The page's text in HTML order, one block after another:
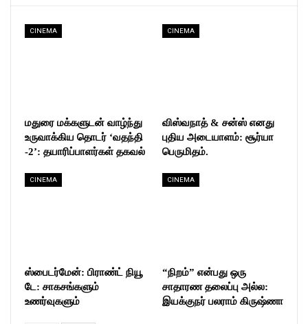
CINEMA
மதுரை மக்களுடன் வாழ்ந்து
உருவாக்கிய தொடர் ‘வதந்தி
-2’: தயாரிப்பாளர்கள் தகவல்
CINEMA
விஸ்வநாத் & சன்ஸ் எனது
புதிய அடையாளம்: சூர்யா
பெருமிதம்.
CINEMA
ஸ்பைடர்மேன்: பிராண்ட் நியூ
டே: சாகசங்களும்
உணர்வுகளும்
CINEMA
“நிறம்” என்பது ஒரு
சாதாரண தலைப்பு அல்ல:
இயக்குநர் பலராம் கிருஷ்ணா